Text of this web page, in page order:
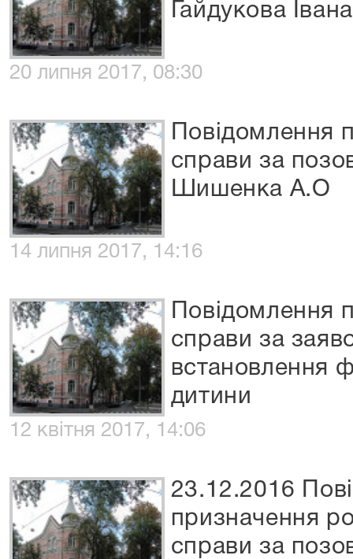
Гайдукова
20 липня 2017, 08:30
Повідомлення
справи за
Шишенка А.О
14 липня 2017, 14:16
Повідомлення
справи за
встановлення
дитини
12 квітня 2017, 14:06
23.12.2016
призначення
справи за